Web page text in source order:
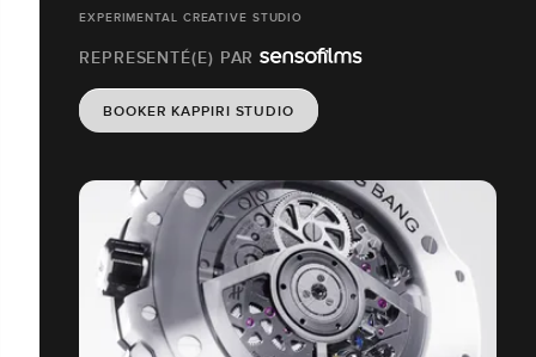
EXPERIMENTAL CREATIVE STUDIO
REPRESENTÉ(E) PAR
BOOKER KAPPIRI STUDIO